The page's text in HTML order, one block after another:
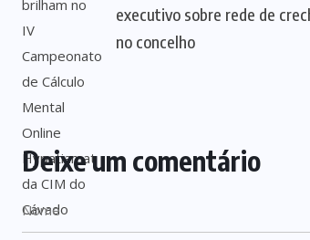
executivo sobre rede de
no concelho
Deixe um comentário